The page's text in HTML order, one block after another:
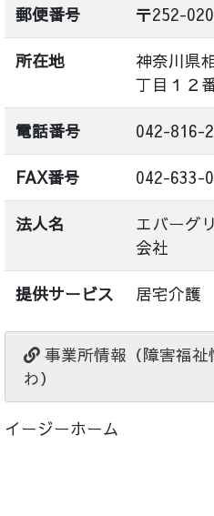
郵便番号 〒252-
所在地
神奈川県
丁目１２
電話番号 042-816-
FAX番号 042-633-
法人名
エバーグ
会社
提供サービス 居宅介護
事業所情報（障害福
わ）
イージーホーム